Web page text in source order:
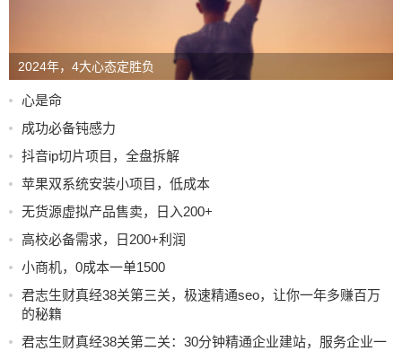
2024年，4大心态定胜负
心是命
成功必备钝感力
抖音ip切片项目，全盘拆解
苹果双系统安装小项目，低成本
无货源虚拟产品售卖，日入200+
高校必备需求，日200+利润
小商机，0成本一单1500
君志生财真经38关第三关，极速精通seo，让你一年多赚百万
的秘籍
君志生财真经38关第二关：30分钟精通企业建站，服务企业一